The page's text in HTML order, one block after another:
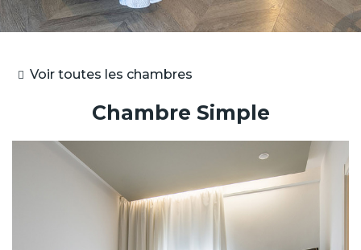
Voir toutes les chambres
Chambre Simple